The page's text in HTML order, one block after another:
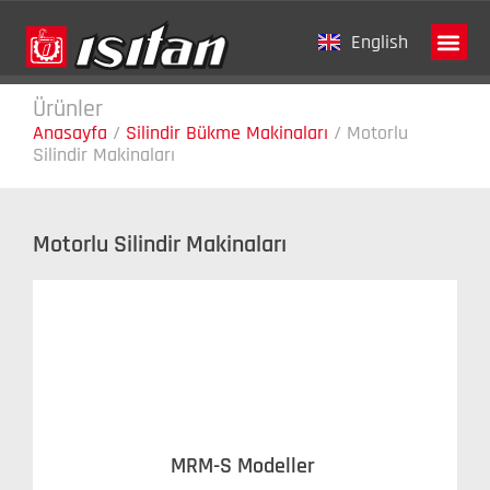
English
Ürünler
Anasayfa / Silindir Bükme Makinaları / Motorlu
Silindir Makinaları
Motorlu Silindir Makinaları
MRM-S Modeller